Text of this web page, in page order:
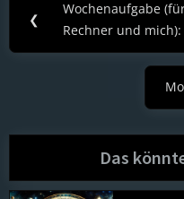
navigation
❮
Previous
Post:
Wochenaufgabe
Rechner und
Das